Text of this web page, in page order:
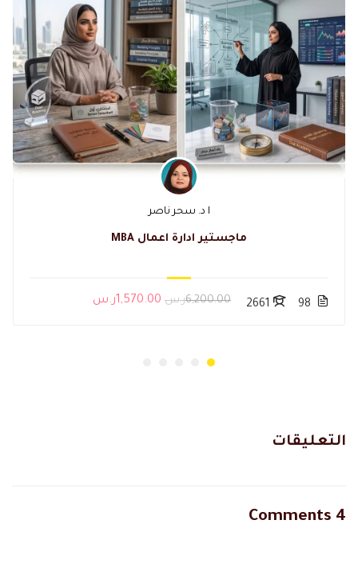
ا د. سحر ناصر
ماجستير ادارة اعمال MBA
98
2661 6,200.00ر.س 1,570.00ر.س
التعليقات
4 Comments